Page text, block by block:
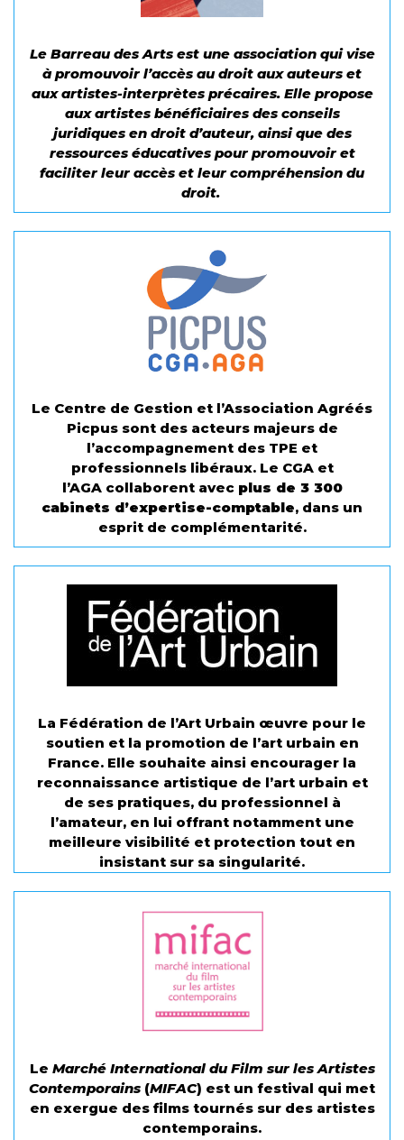
Le Barreau des Arts est une association qui vise
à promouvoir l’accès au droit aux auteurs et
aux artistes-interprètes précaires. Elle propose
aux artistes bénéficiaires des conseils
juridiques en droit d’auteur, ainsi que des
ressources éducatives pour promouvoir et
faciliter leur accès et leur compréhension du
droit.
Le Centre de Gestion et l’Association Agréés
Picpus sont des acteurs majeurs de
l’accompagnement des TPE et
professionnels libéraux. Le CGA et
l’AGA collaborent avec plus de 3 300
cabinets d’expertise-comptable, dans un
esprit de complémentarité.
La Fédération de l’Art Urbain œuvre pour le
soutien et la promotion de l’art urbain en
France. Elle souhaite ainsi encourager la
reconnaissance artistique de l’art urbain et
de ses pratiques, du professionnel à
l’amateur, en lui offrant notamment une
meilleure visibilité et protection tout en
insistant sur sa singularité.
Le Marché International du Film sur les Artistes
Contemporains (MIFAC) est un festival qui met
en exergue des films tournés sur des artistes
contemporains.